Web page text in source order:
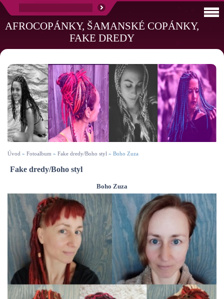
AFROCOPÁNKY, ŠAMANSKÉ COPÁNKY,
FAKE DREDY
Úvod » Fotoalbum » Fake dredy/Boho styl » Boho Zuza
Fake dredy/Boho styl
Boho Zuza